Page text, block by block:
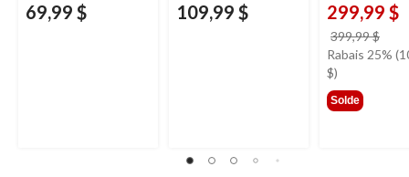
69,99 $ 109,99 $ 299,99 $
399,99 $
était
Rabais 25%
$)
Solde